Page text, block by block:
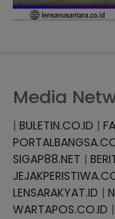
Media
| BULETIN.CO.ID |
SIGAP88.NET |
LENSARAKYAT.ID |
WARTAPOS.CO.ID |